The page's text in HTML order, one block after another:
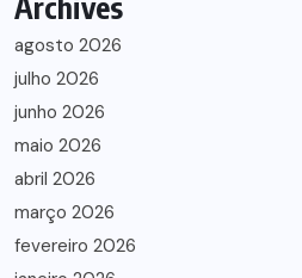
agosto 2026
julho 2026
junho 2026
maio 2026
abril 2026
março 2026
fevereiro 2026